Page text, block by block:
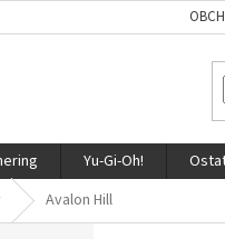
Yu-Gi-Oh!
Avalon Hill